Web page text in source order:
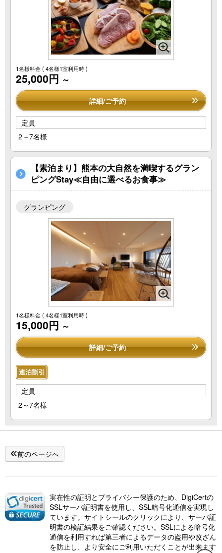
1名様料金( 4名様1室利用時 )
25,000円 ～
詳細/ご予約
定員
2～7名様
【素泊まり】熊本の大自然を満喫するグラン
ピングStay≪自由に選べるお食事≫
グランピング
1名様料金( 4名様1室利用時 )
15,000円 ～
詳細/ご予約
連泊割引
定員
2～7名様
前のページへ
実在性の証明とプライバシー保護のため、DigiCertの
SSLサーバ証明書を使用し、SSL暗号化通信を実現し
ています。サイトシールのクリックにより、サーバ証
明書の検証結果をご確認ください。SSLによる暗号化
通信を利用すれば第三者によるデータの盗用や改ざん
を防止し、より安全にご利用いただくことが出来ます